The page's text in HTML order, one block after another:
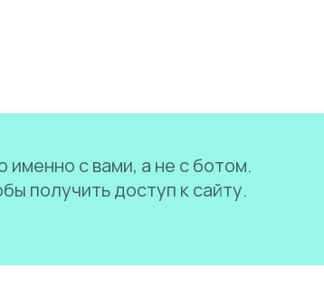
с вами, а не с ботом.
получить доступ к сайту.